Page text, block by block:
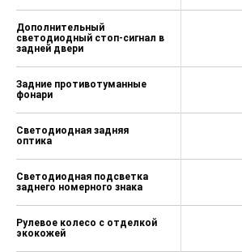
Панорамная крыша с
электроприводом люка и
дистанционным
Электропривод двери
дистанционным, либо
управлением и памятью
Сиденья третьего ряда с
пропорции 50/50)
Индивидуальная
подсветка для
третьего ряда
Дополнительный
светодиодный стоп-сигнал в
задней двери
Задние противотуманные
фонари
Светодиодная задняя
оптика
Светодиодная подсветка
заднего номерного знака
Рулевое колесо с отделкой
экокожей